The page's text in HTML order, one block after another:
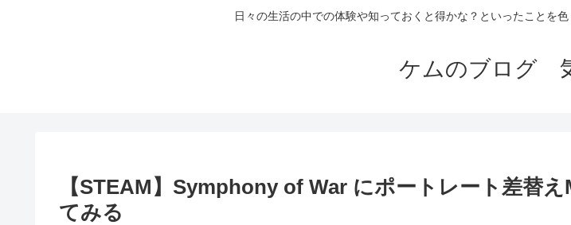
日々の生活の中での体験や知っておくと得かな？といったことを
ケムのブログ
【STEAM】Symphony of War にポートレート差替
てみる